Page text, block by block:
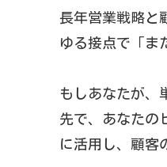
長年営業戦略と
ゆる接点で「ま
もしあなたが、
先で、あなたの
に活用し、顧客